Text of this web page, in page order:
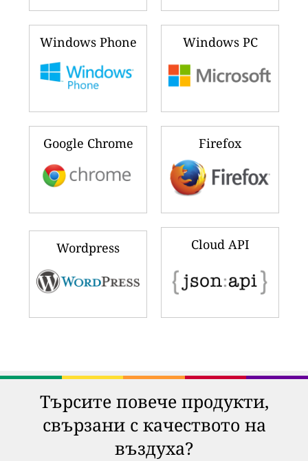
Windows Phone Windows PC
Google Chrome Firefox
Wordpress Cloud API
Търсите повече продукти,
свързани с качеството на
въздуха?